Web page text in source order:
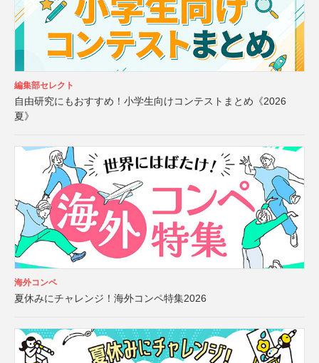
編集部セレクト
自由研究にもおすすめ！小学生向けコンテストまとめ《2026
夏》
海外コンペ
夏休みにチャレンジ！海外コンペ特集2026